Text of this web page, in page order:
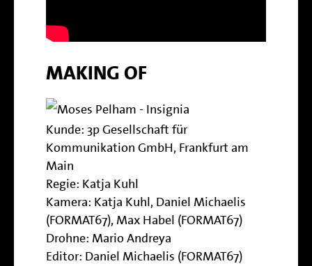
MAKING OF
Kunde: 3p Gesellschaft für
Kommunikation GmbH, Frankfurt am
Main
Regie: Katja Kuhl
Kamera: Katja Kuhl, Daniel Michaelis
(FORMAT67), Max Habel (FORMAT67)
Drohne: Mario Andreya
Editor: Daniel Michaelis (FORMAT67)